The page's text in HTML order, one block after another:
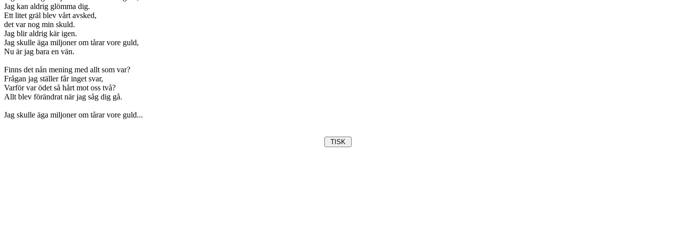
Jag kan aldrig glömma dig.
Ett litet gräl blev vårt avsked,
det var nog min skuld.
Jag blir aldrig kär igen.
Jag skulle äga miljoner om tårar vore guld,
Nu är jag bara en vän.
Finns det nån mening med allt som var?
Frågan jag ställer får inget svar,
Varför var ödet så hårt mot oss två?
Allt blev förändrat när jag såg dig gå.
Jag skulle äga miljoner om tårar vore guld...